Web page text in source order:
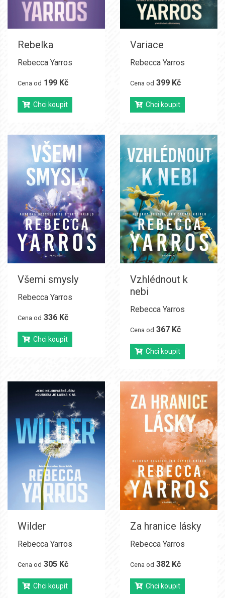
Rebelka
Rebecca Yarros
Cena od 199 Kč
Chci koupit
Variace
Rebecca Yarros
Cena od 399 Kč
Chci koupit
Všemi smysly
Rebecca Yarros
Cena od 336 Kč
Chci koupit
Vzhlédnout k
nebi
Rebecca Yarros
Cena od 367 Kč
Chci koupit
Wilder
Rebecca Yarros
Cena od 305 Kč
Chci koupit
Za hranice lásky
Rebecca Yarros
Cena od 382 Kč
Chci koupit